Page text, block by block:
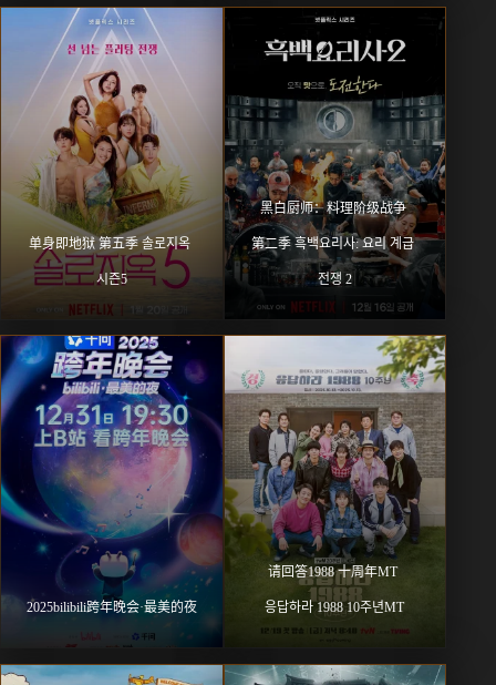
单身即地狱 第五季 솔로지옥
시즌5
黑白厨师：料理阶级战争
第二季 흑백요리사: 요리 계급
전쟁 2
2025bilibili跨年晚会·最美的夜
请回答1988 十周年MT
응답하라 1988 10주년MT